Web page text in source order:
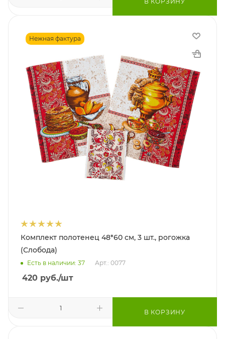
Нежная фактура
Комплект полотенец 48*60 см, 3 шт., рогожка
(Слобода)
Есть в наличии: 37 Арт.: 0077
420 руб./шт
В КОРЗИНУ